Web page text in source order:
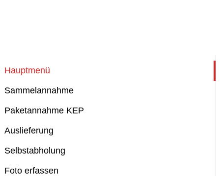
Hauptmenü
Sammelannahme
Paketannahme KEP
Auslieferung
Selbstabholung
Foto erfassen